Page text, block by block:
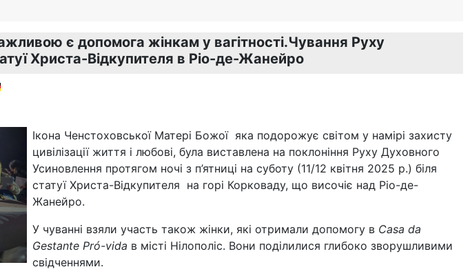
є допомога жінкам у вагітності.Чування Руху
Христа-Відкупителя в Ріо-де-Жанейро
Ікона Ченстоховської Матері Божої яка подорожує світом у намірі захисту
цивілізації життя і любові, була виставлена на поклоніння Руху Духовного
Усиновлення протягом ночі з п’ятниці на суботу (11/12 квітня 2025 р.) біля
статуї Христа-Відкупителя на горі Корковаду, що височіє над Ріо-де-
Жанейро.
У чуванні взяли участь також жінки, які отримали допомогу в Casa da
Gestante Pró-vida в місті Нілополіс. Вони поділилися глибоко зворушливими
свідченнями.